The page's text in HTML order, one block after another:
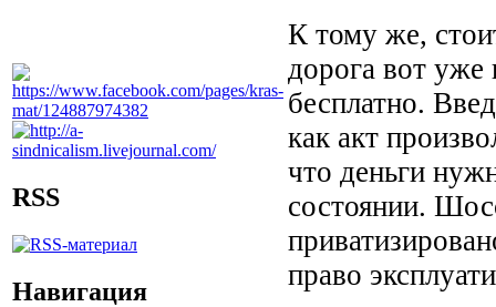
RSS
Навигация
К тому же,
дорога вот уже
бесплатно.
как акт
что деньги
состоянии.
право